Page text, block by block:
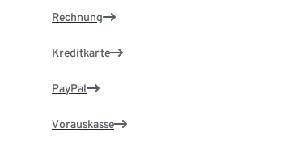
Rechnung
Kreditkarte
PayPal
Vorauskasse